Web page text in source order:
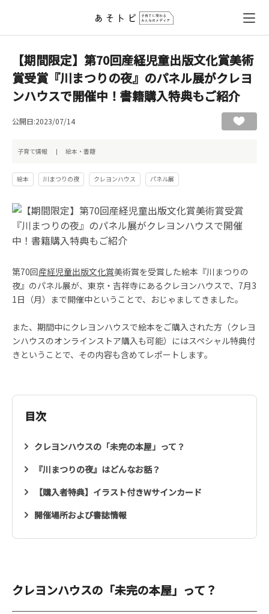
【期間限定】第70回産経児童出版文化賞美術
賞受賞『川まつりの夜』のパネル展がクレヨ
ンハウスで開催中！書籍購入特典もご紹介
公開日:2023/07/14
子育て情報 絵本・書籍
絵本 川まつりの夜 クレヨンハウス パネル展
第70回産経児童出版文化賞美術賞を受賞した絵本『川まつりの
夜』のパネル展が、東京・吉祥寺にあるクレヨンハウスで、7月3
1日（月）まで開催中ということで、おじゃましてきました。
また、期間中にクレヨンハウスで絵本をご購入された方（クレヨ
ンハウスのオンラインストア購入も可能）にはスペシャル特典付
きということで、その内容も含めてレポートします。
目次
クレヨンハウスの「未完の本屋」って？
『川まつりの夜』はどんなお話？
【購入者特典】イラスト付きWサインカード
開催場所および書誌情報
クレヨンハウスの「未完の本屋」って？